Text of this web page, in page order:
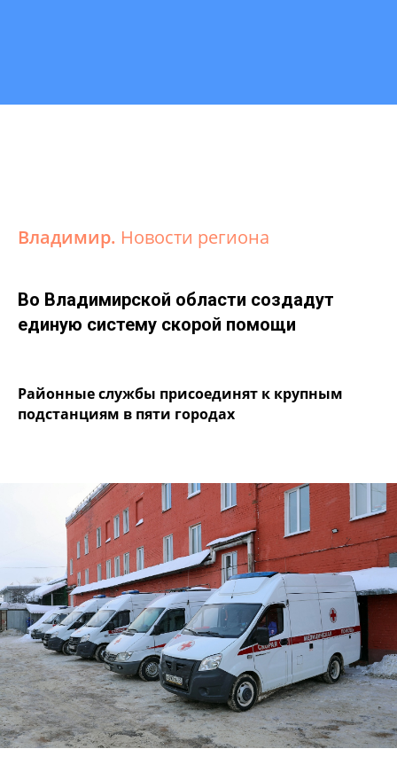
Владимир. Новости региона
Во Владимирской области создадут
единую систему скорой помощи
Районные службы присоединят к крупным
подстанциям в пяти городах